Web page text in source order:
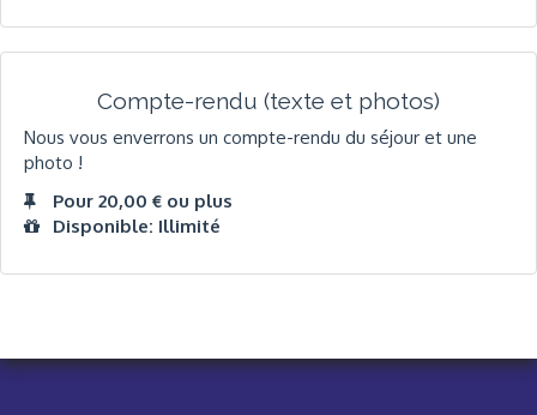
Compte-rendu (texte et photos)
Nous vous enverrons un compte-rendu du séjour et une
photo !
Pour 20,00 € ou plus
Disponible: Illimité